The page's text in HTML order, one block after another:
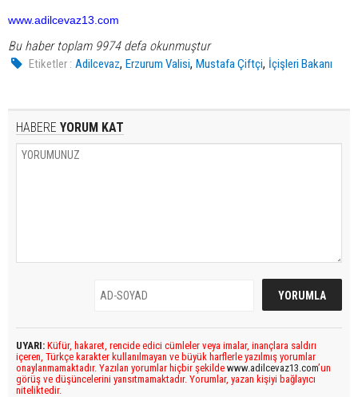
www.adilcevaz13.com
Bu haber toplam 9974 defa okunmuştur
Etiketler : Adilcevaz,Erzurum Valisi,Mustafa Çiftçi, İçişleri Bakanı
HABERE YORUM KAT
UYARI: Küfür, hakaret, rencide edici cümleler veya imalar, inançlara saldırı
içeren, Türkçe karakter kullanılmayan ve büyük harflerle yazılmış yorumlar
onaylanmamaktadır. Yazılan yorumlar hiçbir şekilde www.adilcevaz13.com’un
görüş ve düşüncelerini yansıtmamaktadır. Yorumlar, yazan kişiyi bağlayıcı
niteliktedir.